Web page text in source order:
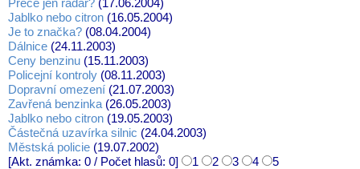
Přece jen radar? (17.06.2004)
Jablko nebo citron (16.05.2004)
Je to značka? (08.04.2004)
Dálnice (24.11.2003)
Ceny benzinu (15.11.2003)
Policejní kontroly (08.11.2003)
Dopravní omezení (21.07.2003)
Zavřená benzinka (26.05.2003)
Jablko nebo citron (19.05.2003)
Částečná uzavírka silnic (24.04.2003)
Městská policie (19.07.2002)
[Akt. známka: 0 / Počet hlasů: 0]
1 2 3 4 5